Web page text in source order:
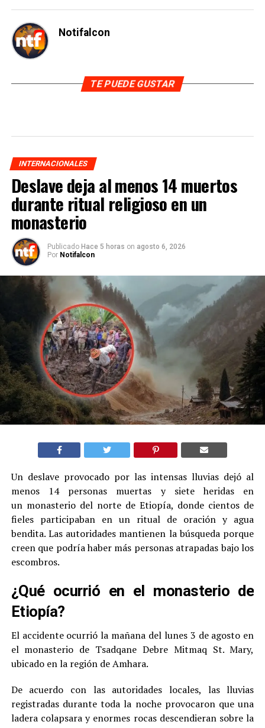
Notifalcon
TE PUEDE GUSTAR
INTERNACIONALES
Deslave deja al menos 14 muertos
durante ritual religioso en un
monasterio
Publicado Hace 5 horas on agosto 6, 2026
Por Notifalcon
Un deslave provocado por las intensas lluvias dejó al
menos 14 personas muertas y siete heridas en
un monasterio del norte de Etiopía, donde cientos de
fieles participaban en un ritual de oración y agua
bendita. Las autoridades mantienen la búsqueda porque
creen que podría haber más personas atrapadas bajo los
escombros.
¿Qué ocurrió en el monasterio de
Etiopía?
El accidente ocurrió la mañana del lunes 3 de agosto en
el monasterio de Tsadqane Debre Mitmaq St. Mary,
ubicado en la región de Amhara.
De acuerdo con las autoridades locales, las lluvias
registradas durante toda la noche provocaron que una
ladera colapsara y enormes rocas descendieran sobre la